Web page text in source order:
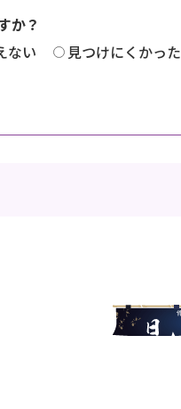
か？
ない 見つけにくかった